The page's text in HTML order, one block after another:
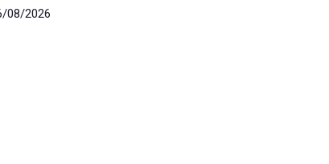
08/2026